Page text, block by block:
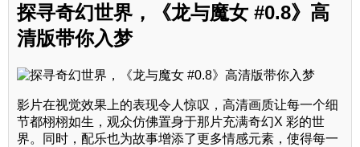
探寻奇幻世界，《龙与魔女 #0.8》高
清版带你入梦
影片在视觉效果上的表现令人惊叹，高清画质让每一个细
节都栩栩如生，观众仿佛置身于那片充满奇幻X 彩的世
界。同时，配乐也为故事增添了更多情感元素，使得每一